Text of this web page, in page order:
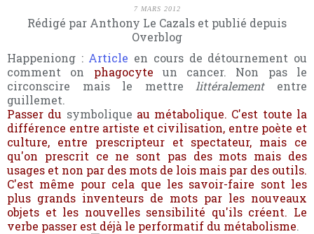
7 MARS 2012
Rédigé par Anthony Le Cazals et publié depuis
Overblog
Happeniong : Article en cours de détournement ou
comment on phagocyte un cancer. Non pas le
circonscire mais le mettre littéralemententre
guillemet.
Passer du symbolique au métabolique. C'est toute la
différence entre artiste et civilisation, entre poète et
culture, entre prescripteur et spectateur, mais ce
qu'on prescrit ce ne sont pas des mots mais des
usages et non par des mots de lois mais par des outils.
C'est même pour cela que les savoir-faire sont les
plus grands inventeurs de mots par les nouveaux
objets et les nouvelles sensibilité qu'ils créent. Le
verbe passer est déjà le performatif du métabolisme.